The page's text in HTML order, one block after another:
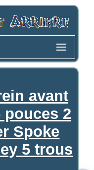
avant
pouces 2
Spoke
5 trous